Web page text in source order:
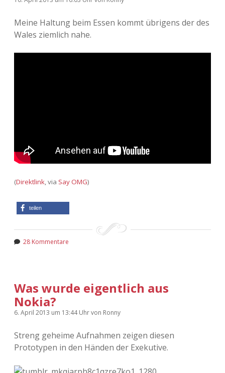
Meine Haltung beim Essen kommt übrigens der des
Wales ziemlich nahe.
(Direktlink, via Say OMG)
teilen
28 Kommentare
Was wurde eigentlich aus
Nokia?
6. April 2013 um 13:44 Uhrvon Ronny
Streng geheime Aufnahmen zeigen diesen
Prototypen in den Händen der Exekutive.